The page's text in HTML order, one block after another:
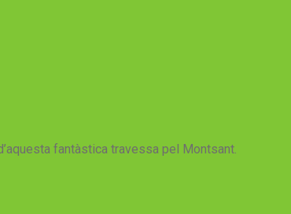
fantàstica travessa pel Montsant.